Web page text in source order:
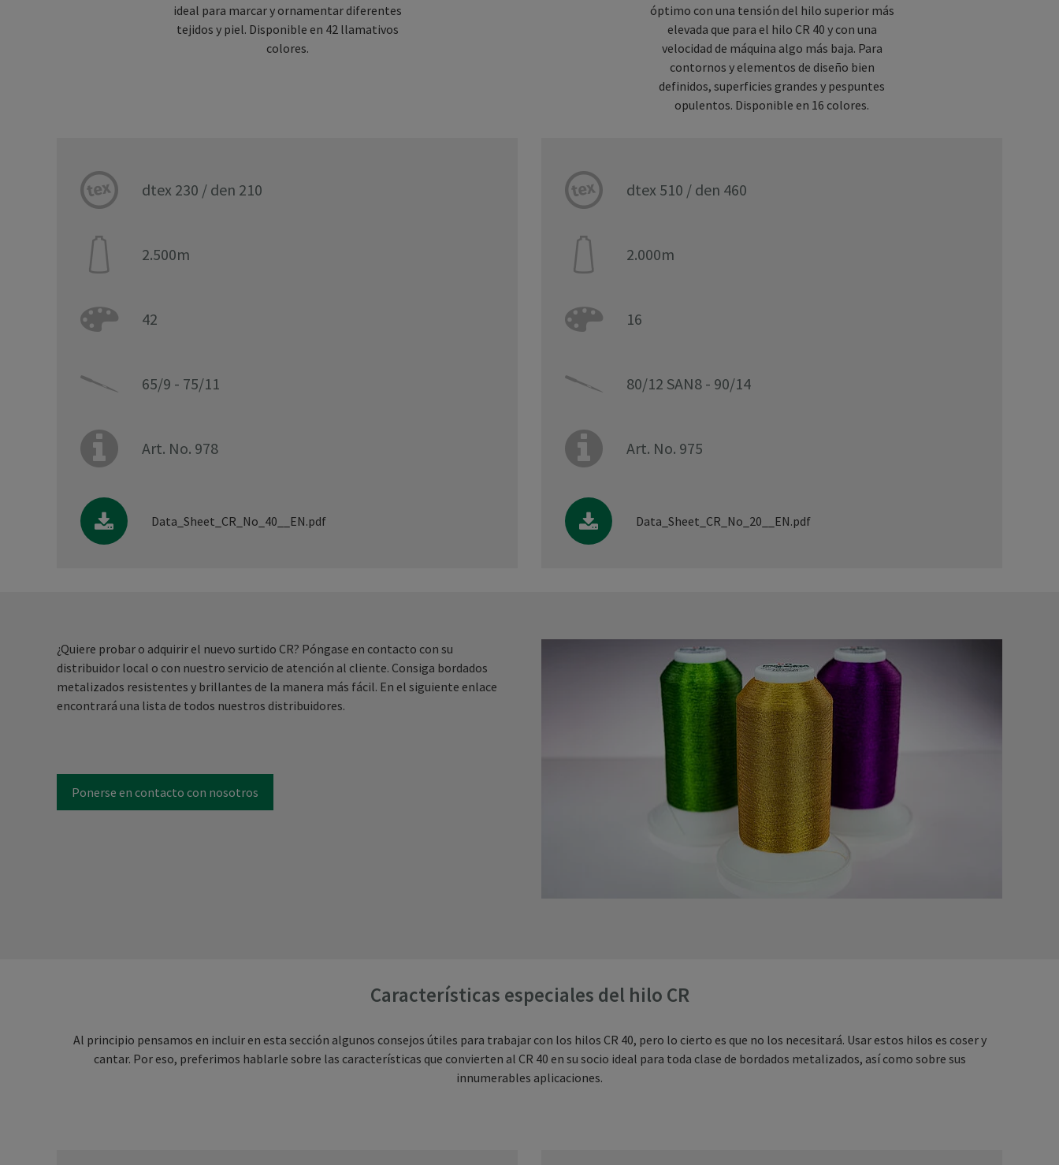
ideal para marcar y ornamentar diferentes
tejidos y piel. Disponible en 42 llamativos
colores.
dtex 230 / den 210
2.500m
42
65/9 - 75/11
Art. No. 978
Data_Sheet_CR_No_40__EN.pdf
óptimo con una tensión del hilo superior más
elevada que para el hilo CR 40 y con una
velocidad de máquina algo más baja. Para
contornos y elementos de diseño bien
definidos, superficies grandes y pespuntes
opulentos. Disponible en 16 colores.
dtex 510 / den 460
2.000m
16
80/12 SAN8 - 90/14
Art. No. 975
Data_Sheet_CR_No_20__EN.pdf
¿Quiere probar o adquirir el nuevo surtido CR? Póngase en contacto con su
distribuidor local o con nuestro servicio de atención al cliente. Consiga bordados
metalizados resistentes y brillantes de la manera más fácil. En el siguiente enlace
encontrará una lista de todos nuestros distribuidores.
Ponerse en contacto con nosotros
Características especiales del hilo CR
Al principio pensamos en incluir en esta sección algunos consejos útiles para trabajar con los hilos CR 40, pero lo cierto es que no los necesitará. Usar estos hilos es coser y
cantar. Por eso, preferimos hablarle sobre las características que convierten al CR 40 en su socio ideal para toda clase de bordados metalizados, así como sobre sus
innumerables aplicaciones.